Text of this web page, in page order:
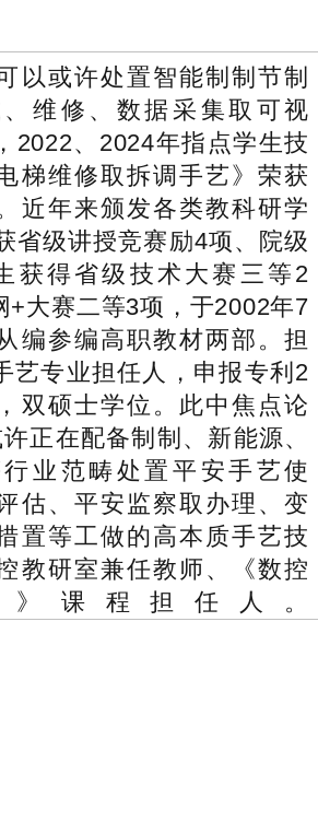
以或许处置智能制制节制
维修、数据采集取可视
2022、2024年指点学生技
梯维修取拆调手艺》荣获
近年来颁发各类教科研学
省级讲授竞赛励4项、院级
获得省级技术大赛三等2
+大赛二等3项，于2002年7
编参编高职教材两部。担
艺专业担任人，申报专利2
双硕士学位。此中焦点论
正在配备制制、新能源、
业范畴处置平安手艺使
估、平安监察取办理、变
置等工做的高本质手艺技
教研室兼任教师、《数控
课程担任人。